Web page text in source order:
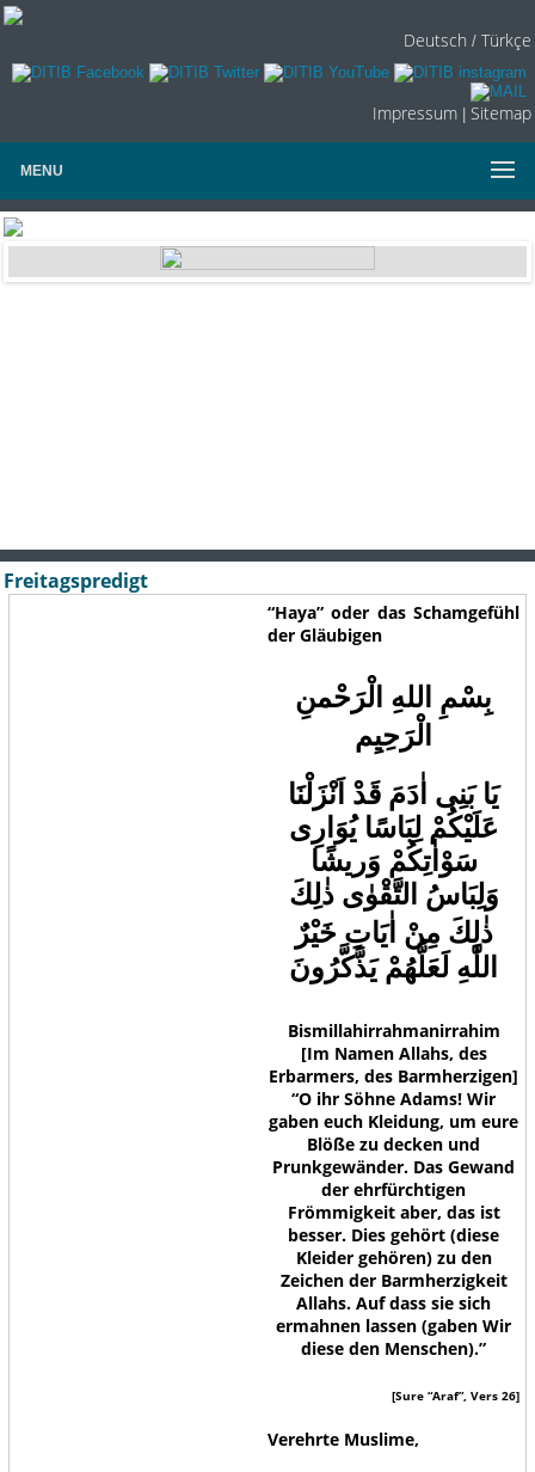
Deutsch / Türkçe
Impressum| Sitemap
MENU
Freitagspredigt
“Haya” oder das Schamgefühl
der Gläubigen
بِسْمِ اللهِ الْرَحْمنِ
الْرَحِيِم
يَا بَنِى اٰدَمَ قَدْ اَنْزَلْنَا
عَلَيْكُمْ لِبَاسًا يُوَارِى
سَوْاٰتِكُمْ وَريشًا
وَلِبَاسُ التَّقْوٰى ذٰلِكَ
خَيْرٌ ذٰلِكَ مِنْ اٰيَاتِ
اللّٰهِ لَعَلَّهُمْ يَذَّكَّرُونَ
Bismillahirrahmanirrahim
[Im Namen Allahs, des
Erbarmers, des Barmherzigen]
“O ihr Söhne Adams! Wir
gaben euch Kleidung, um eure
Blöße zu decken und
Prunkgewänder. Das Gewand
der ehrfürchtigen
Frömmigkeit aber, das ist
besser. Dies gehört (diese
Kleider gehören) zu den
Zeichen der Barmherzigkeit
Allahs. Auf dass sie sich
ermahnen lassen (gaben Wir
diese den Menschen).”
[Sure “Araf”, Vers 26]
Verehrte Muslime,